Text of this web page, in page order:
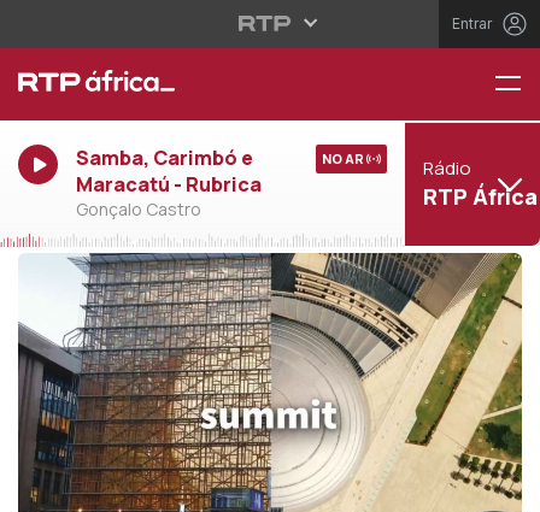
Entrar
Samba, Carimbó e
Maracatú - Rubrica
Gonçalo Castro
NO AR Rádio
RTP África